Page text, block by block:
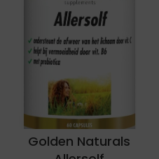
Golden Naturals